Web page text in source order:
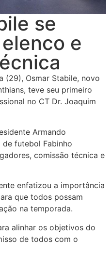
se
e
(29), Osmar Stabile, novo
teve seu primeiro
no CT Dr. Joaquim
Armando
futebol Fabinho
comissão técnica e
enfatizou a importância
que todos possam
na temporada.
alinhar os objetivos do
de todos com o